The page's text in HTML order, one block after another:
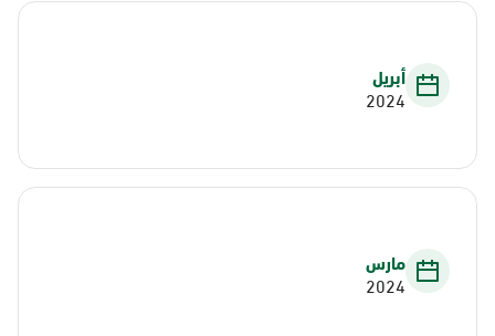
أبريل
2024
مارس
2024